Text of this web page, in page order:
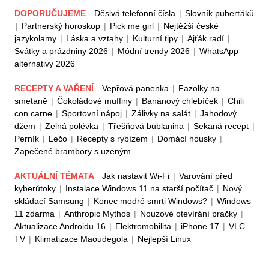
DOPORUČUJEME Děsivá telefonní čísla | Slovník puberťáků
| Partnerský horoskop | Pick me girl | Nejtěžší české
jazykolamy | Láska a vztahy | Kulturní tipy | Ajťák radí |
Svátky a prázdniny 2026 | Módní trendy 2026 | WhatsApp
alternativy 2026
RECEPTY A VAŘENÍ Vepřová panenka | Fazolky na
smetaně | Čokoládové muffiny | Banánový chlebíček | Chili
con carne | Sportovní nápoj | Zálivky na salát | Jahodový
džem | Zelná polévka | Třešňová bublanina | Sekaná recept |
Perník | Lečo | Recepty s rybízem | Domácí housky |
Zapečené brambory s uzeným
AKTUÁLNÍ TÉMATA Jak nastavit Wi-Fi | Varování před
kyberútoky | Instalace Windows 11 na starší počítač | Nový
skládací Samsung | Konec modré smrti Windows? | Windows
11 zdarma | Anthropic Mythos | Nouzové otevírání pračky |
Aktualizace Androidu 16 | Elektromobilita | iPhone 17 | VLC
TV | Klimatizace Maoudegola | Nejlepší Linux